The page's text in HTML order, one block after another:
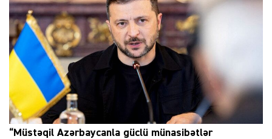
“Müstəqil Azərbaycanla güclü münasibətlər